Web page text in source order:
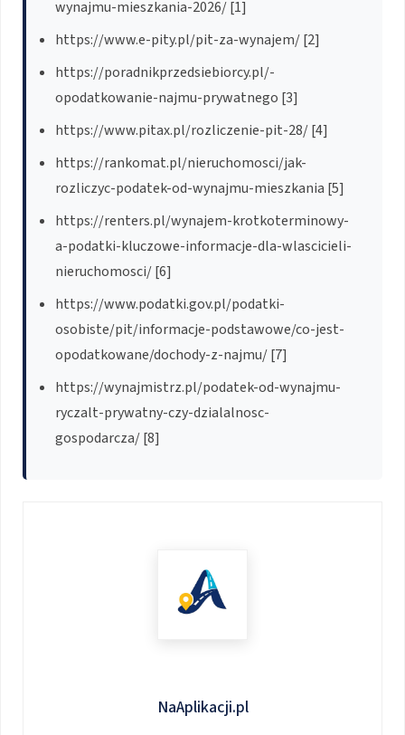
wynajmu-mieszkania-2026/ [1]
https://www.e-pity.pl/pit-za-wynajem/ [2]
https://poradnikprzedsiebiorcy.pl/-
opodatkowanie-najmu-prywatnego [3]
https://www.pitax.pl/rozliczenie-pit-28/ [4]
https://rankomat.pl/nieruchomosci/jak-
rozliczyc-podatek-od-wynajmu-mieszkania [5]
https://renters.pl/wynajem-krotkoterminowy-
a-podatki-kluczowe-informacje-dla-wlascicieli-
nieruchomosci/ [6]
https://www.podatki.gov.pl/podatki-
osobiste/pit/informacje-podstawowe/co-jest-
opodatkowane/dochody-z-najmu/ [7]
https://wynajmistrz.pl/podatek-od-wynajmu-
ryczalt-prywatny-czy-dzialalnosc-
gospodarcza/ [8]
NaAplikacji.pl